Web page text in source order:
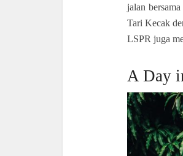
jalan
Tari Kecak
LSPR juga
A Day